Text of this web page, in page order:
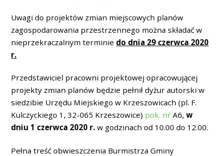
Uwagi do projektów zmian miejscowych planów
zagospodarowania przestrzennego można składać w
nieprzekraczalnym terminie do dnia 29 czerwca 2020
r.
Przedstawiciel pracowni projektowej opracowującej
projekty zmian planów będzie pełnił dyżur autorski w
siedzibie Urzędu Miejskiego w Krzeszowicach (pl. F.
Kulczyckiego 1, 32-065 Krzeszowice) pok. nr A6,w
dniu 1 czerwca 2020 r.w godzinach od 10.00 do 12.00.
Pełna treść obwieszczenia Burmistrza Gminy